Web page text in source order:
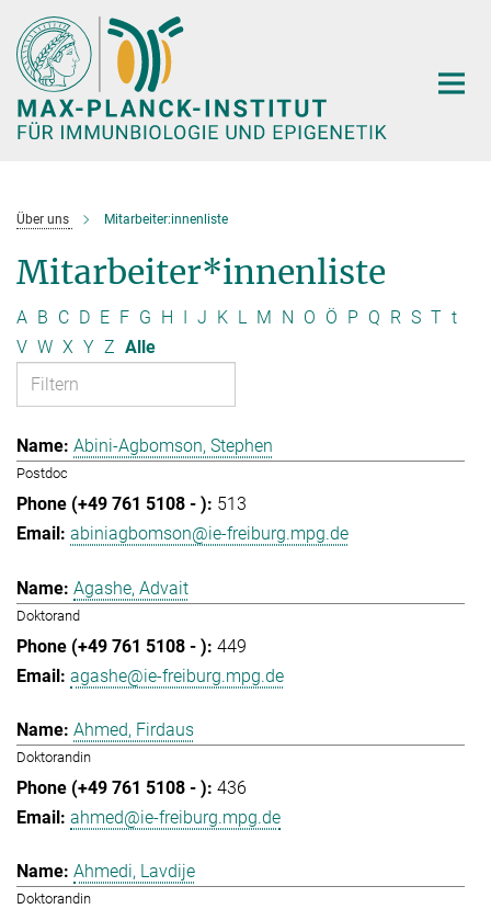
Hauptinhalt
Über uns Mitarbeiter:innenliste
Mitarbeiter*innenliste
A B C D E F G H I J K L M N O Ö P Q R S T t
V W X Y Z Alle
Abini-Agbomson, Stephen
Postdoc
513
abiniagbomson@ie-freiburg.mpg.de
Agashe, Advait
Doktorand
449
agashe@ie-freiburg.mpg.de
Ahmed, Firdaus
Doktorandin
436
ahmed@ie-freiburg.mpg.de
Ahmedi, Lavdije
Doktorandin